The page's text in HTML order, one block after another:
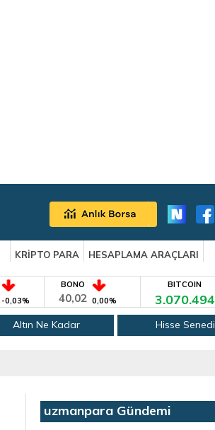
KRİPTO PARA
HESAPLAMA ARAÇLARI
-0,03%
BONO
40,02 0,00%
BITCOIN
3.070.494
Altın Ne Kadar Hisse Senedi
uzmanpara Gündemi